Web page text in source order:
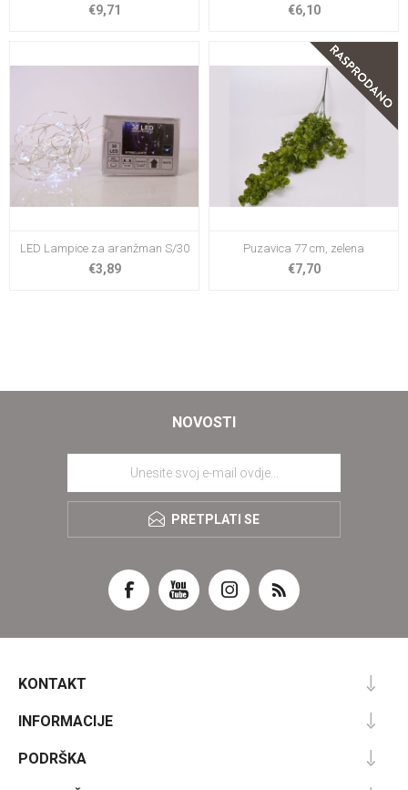
€9,71 €6,10
LED Lampice za aranžman S/30
€3,89
Puzavica 77 cm, zelena
€7,70
NOVOSTI
PRETPLATI SE
KONTAKT
INFORMACIJE
PODRŠKA